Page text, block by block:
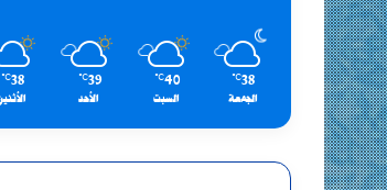
38
℃
الجمعة
40
℃
السبت
39
℃
الأحد
38
℃